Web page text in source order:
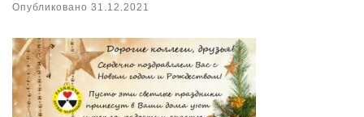
Опубликовано 31.12.2021